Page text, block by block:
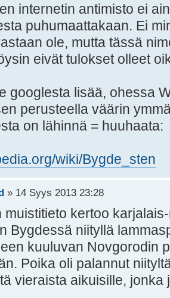
internetin antimisto ei
puhumaattakaan. Ei
ole, mutta tässä
eivät tulokset olleet
googlesta lisää, ohessa
perusteella väärin
on lähinnä = huuhaata:
wiki/Bygde_sten
» 14 Syys 2013 23:28
muistitieto kertoo
Bygdessä niityllä
kuuluvan Novgorodin
Poika oli palannut
vieraista aikuisille,